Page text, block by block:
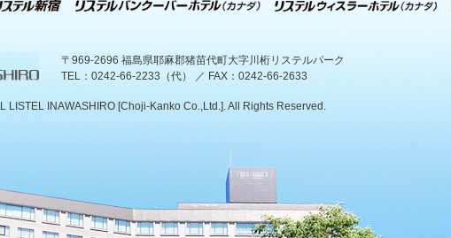
〒969-2696 福島県耶麻郡猪苗代町大字川桁リステルパーク
TEL：0242-66-2233（代） ／ FAX：0242-66-2633
LISTEL INAWASHIRO [Choji-Kanko Co.,Ltd.]. All Rights Reserved.